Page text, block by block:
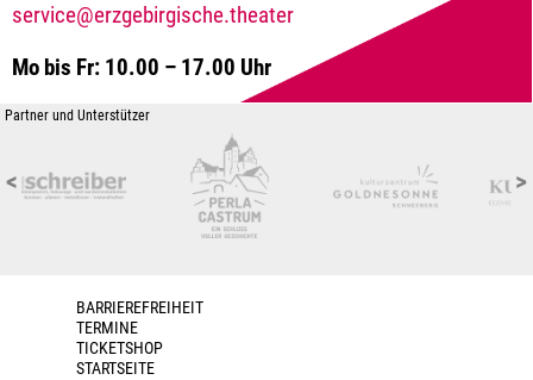
service@erzgebirgische.theater
Mo bis Fr: 10.00 – 17.00 Uhr
Partner und Unterstützer
< >
BARRIEREFREIHEIT
TERMINE
TICKETSHOP
STARTSEITE